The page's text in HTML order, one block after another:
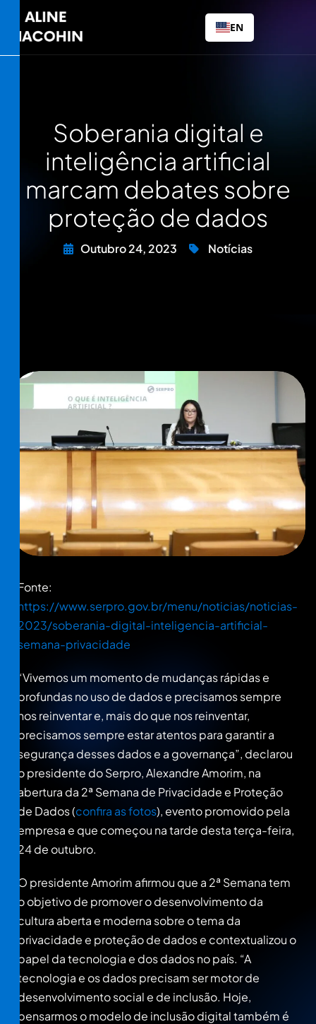
EN
Soberania digital e
inteligência artificial
marcam debates sobre
proteção de dados
Outubro 24, 2023 Notícias
Fonte:
https://www.serpro.gov.br/menu/noticias/noticias-
2023/soberania-digital-inteligencia-artificial-
semana-privacidade
“Vivemos um momento de mudanças rápidas e
profundas no uso de dados e precisamos sempre
nos reinventar e, mais do que nos reinventar,
precisamos sempre estar atentos para garantir a
segurança desses dados e a governança”, declarou
o presidente do Serpro, Alexandre Amorim, na
abertura da 2ª Semana de Privacidade e Proteção
de Dados (confira as fotos), evento promovido pela
empresa e que começou na tarde desta terça-feira,
24 de outubro.
O presidente Amorim afirmou que a 2ª Semana tem
o objetivo de promover o desenvolvimento da
cultura aberta e moderna sobre o tema da
privacidade e proteção de dados e contextualizou o
papel da tecnologia e dos dados no país. “A
tecnologia e os dados precisam ser motor de
desenvolvimento social e de inclusão. Hoje,
pensarmos o modelo de inclusão digital também é